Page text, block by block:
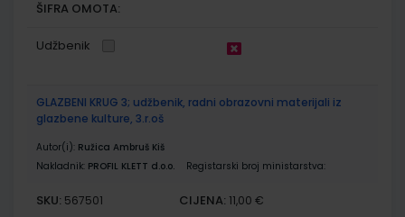
ŠIFRA OMOTA:
Udžbenik
GLAZBENI KRUG 3; udžbenik, radni obrazovni materijali iz
glazbene kulture, 3.r.oš
Autor(i): Ružica Ambruš Kiš
Nakladnik: PROFIL KLETT d.o.o. Registarski broj ministarstva:
SKU: 567501 CIJENA: 11,00 €